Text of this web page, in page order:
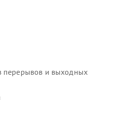
перерывов и выходных